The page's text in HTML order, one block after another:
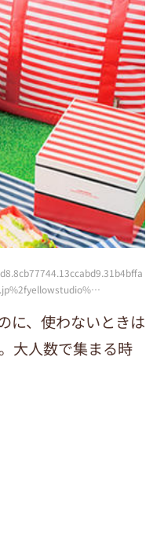
に、使わないときは
大人数で集まる時